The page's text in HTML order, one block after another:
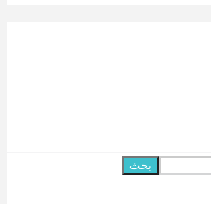
بحث